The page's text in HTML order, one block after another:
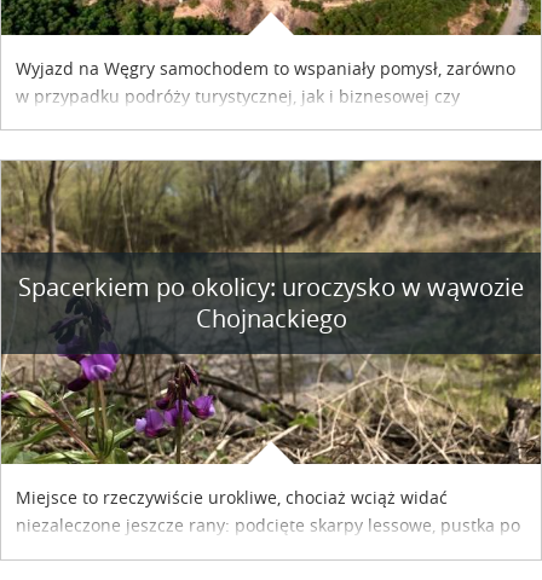
Wyjazd na Węgry samochodem to wspaniały pomysł, zarówno
w przypadku podróży turystycznej, jak i biznesowej czy
służbowej. Pamiętać tylko trzeba o wykupieniu winiety, co
współpracy reklamowej z Hungary Vignette.
Spacerkiem po okolicy: uroczysko w wąwozie
Chojnackiego
Miejsce to rzeczywiście urokliwe, chociaż wciąż widać
niezaleczone jeszcze rany: podcięte skarpy lessowe, pustka po